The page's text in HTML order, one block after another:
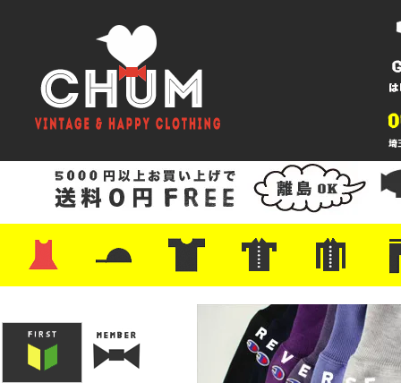
・レザーシューズ/スニーカー
・プリントTシャツ
・バンド/ツアー
・キャラクター
・Nike/adidas/スポーツ
・チャンピオン
・サーフ/スケート
・ボーダー/総柄/無地
・フットボール/リンガー
・タンクトップ/NBA・ポロシャツ
・半袖シャツ
・アロハ/サーフ/ボーリング
・ラルフ/ブランド
・無地/チェック/ストラ
・ワーク/ミリタリー/ウ
・ネル/ウール ・ショ
・アウ
・ジー
・
・ミリ
・コー
・コッ
・オー
・ジャ
ン